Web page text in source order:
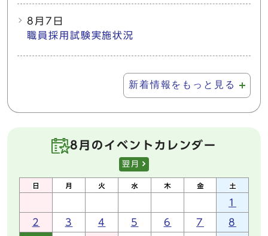
8月7日
職員採用試験実施状況
新着情報をもっと見る
8月のイベントカレンダー
翌月
1
2 3 4 5 6 7 8